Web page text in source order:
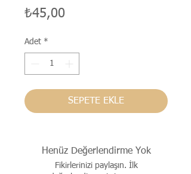
₺45,00
Adet *
SEPETE EKLE
Henüz Değerlendirme Yok
Fikirlerinizi paylaşın. İlk